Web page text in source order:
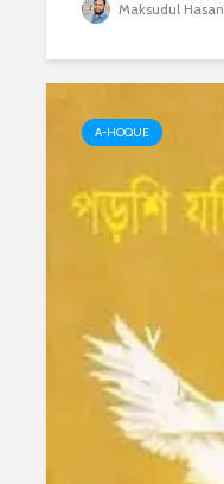
Maksudul Hasan
A-HOQUE